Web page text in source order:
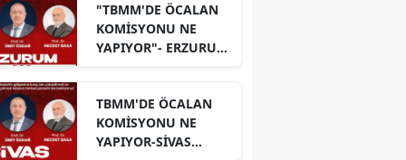
"TBMM'DE ÖCALAN
KOMİSYONU NE
YAPIYOR"- ERZURUM
TBMM'DE ÖCALAN
KOMİSYONU NE
YAPIYOR-SİVAS